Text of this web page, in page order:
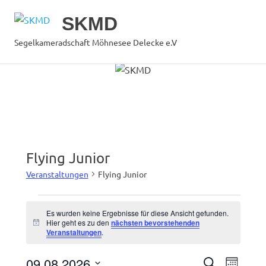
SKMD
Segelkameradschaft Möhnesee Delecke e.V
Flying Junior
Veranstaltungen Flying Junior
Veranstaltungen
Hinweis
Es wurden keine Ergebnisse für diese Ansicht gefunden.
Hier geht es zu den nächsten bevorstehenden
Veranstaltungen.
SUCHE